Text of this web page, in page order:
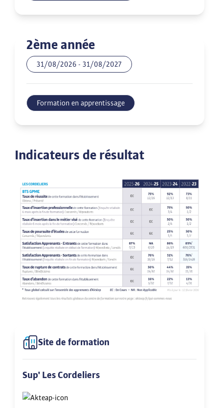
2ème année
31/08/2026 - 31/08/2027
Formation en apprentissage
Indicateurs de résultat
Site de formation
Sup' Les Cordeliers